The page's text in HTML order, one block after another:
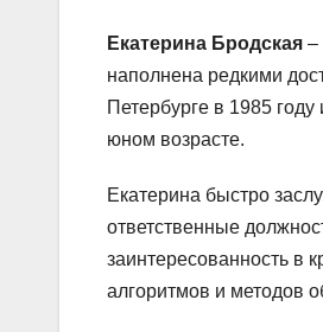
Екатерина Бродская –
наполнена редкими
Петербурге в 1985
юном возрасте.
Екатерина быстро
ответственные
заинтересованность в
алгоритмов и методов